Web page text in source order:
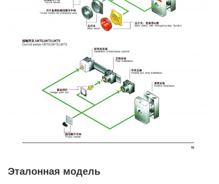
Эталонная модель